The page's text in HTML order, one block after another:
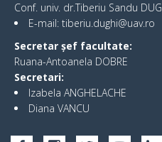
Conf. univ. dr.Tiberiu Sandu
E-mail: tiberiu.dughi@uav.ro
Secretar șef facultate:
Ruana-Antoanela DOBRE
Secretari:
Izabela ANGHELACHE
Diana VANCU